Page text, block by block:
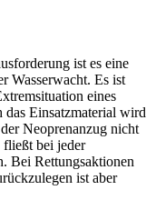
ist es eine
Wasserwacht. Es ist
eines
das Einsatzmaterial wird
Neoprenanzug nicht
fließt bei jeder
Bei Rettungsaktionen
ist aber